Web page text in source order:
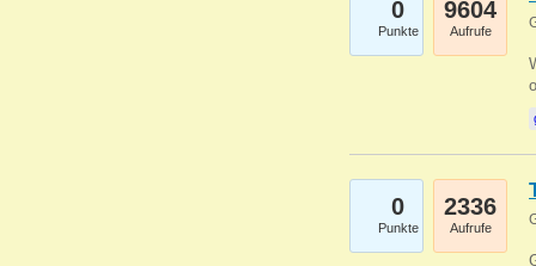
0
Punkte
9604
Aufrufe
0
Punkte
2336
Aufrufe